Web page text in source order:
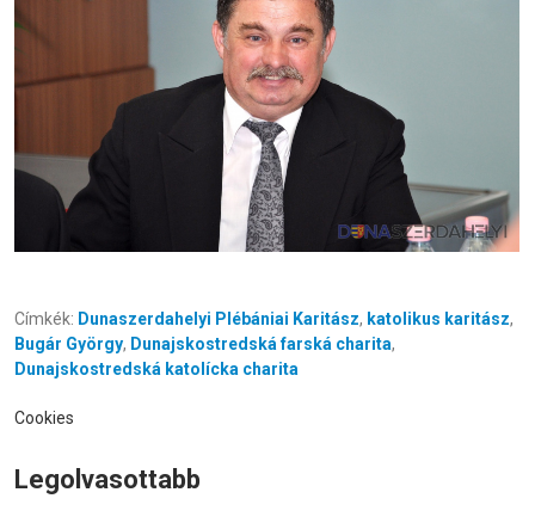
Címkék: Dunaszerdahelyi Plébániai Karitász, katolikus karitász,
Bugár György, Dunajskostredská farská charita,
Dunajskostredská katolícka charita
Cookies
Legolvasottabb